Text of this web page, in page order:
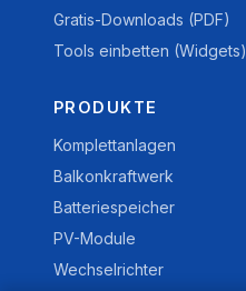
Gratis-Downloads (PDF)
Tools einbetten (Widgets)
PRODUKTE
Komplettanlagen
Balkonkraftwerk
Batteriespeicher
PV-Module
Wechselrichter